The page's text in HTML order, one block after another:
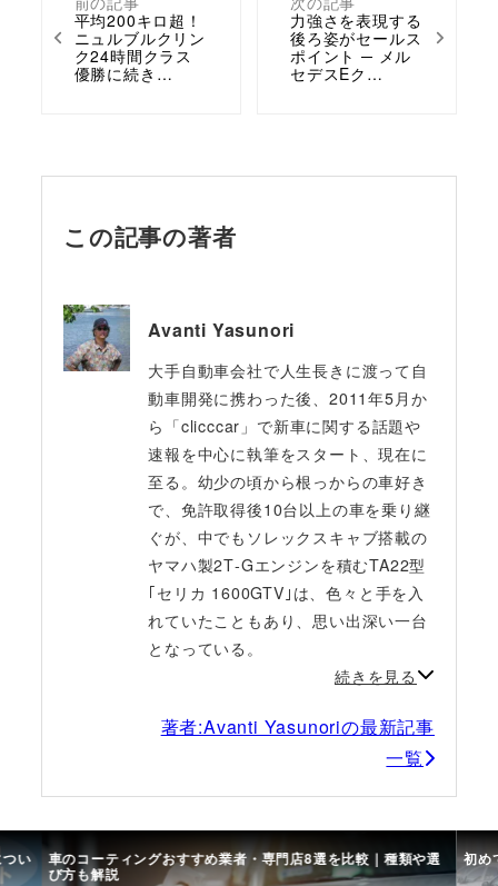
平均200キロ超！
ニュルブルクリン
ク24時間クラス
優勝に続き…
力強さを表現する
後ろ姿がセールス
ポイント ─ メル
セデスEク…
この記事の著者
Avanti Yasunori
大手自動車会社で人生長きに渡って自
動車開発に携わった後、2011年5月か
ら「clicccar」で新車に関する話題や
速報を中心に執筆をスタート、現在に
至る。幼少の頃から根っからの車好き
で、免許取得後10台以上の車を乗り継
ぐが、中でもソレックスキャブ搭載の
ヤマハ製2T‐Gエンジンを積むTA22型
｢セリカ 1600GTV｣は、色々と手を入
れていたこともあり、思い出深い一台
となっている。
続きを見る
著者:Avanti Yasunoriの最新記事
一覧
い 車のコーティングおすすめ業者・専門店8選を比較｜種類や選
び方も解説
初め